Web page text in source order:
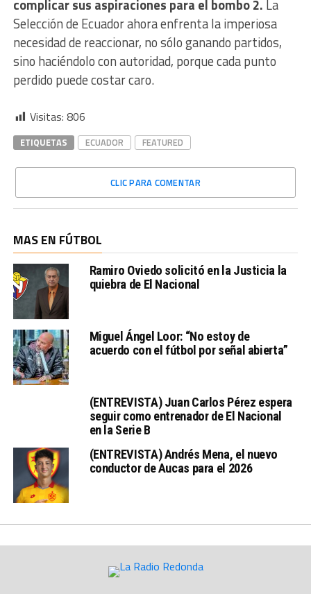
complicar sus aspiraciones para el bombo 2. La
Selección de Ecuador ahora enfrenta la imperiosa
necesidad de reaccionar, no sólo ganando partidos,
sino haciéndolo con autoridad, porque cada punto
perdido puede costar caro.
Visitas: 806
ETIQUETAS ECUADOR FEATURED
CLIC PARA COMENTAR
MAS EN FÚTBOL
Ramiro Oviedo solicitó en la Justicia la
quiebra de El Nacional
Miguel Ángel Loor: “No estoy de
acuerdo con el fútbol por señal abierta”
(ENTREVISTA) Juan Carlos Pérez espera
seguir como entrenador de El Nacional
en la Serie B
(ENTREVISTA) Andrés Mena, el nuevo
conductor de Aucas para el 2026